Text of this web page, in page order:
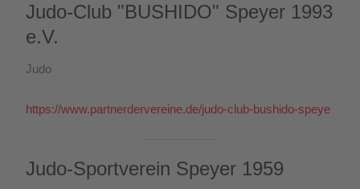
Judo-Club "BUSHIDO" Speyer 1993
e.V.
Judo
https://www.partnerdervereine.de/judo-club-bushido-speye
Judo-Sportverein Speyer 1959